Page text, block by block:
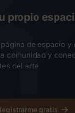
propio
de espacio y
comunidad y
del arte.
gratis